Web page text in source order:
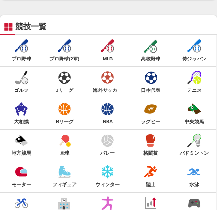
競技一覧
プロ野球 プロ野球(2軍) MLB 高校野球 侍ジャパン
ゴルフ Jリーグ 海外サッカー 日本代表 テニス
大相撲 Bリーグ NBA ラグビー 中央競馬
地方競馬 卓球 バレー 格闘技 バドミントン
モーター フィギュア ウィンター 陸上 水泳